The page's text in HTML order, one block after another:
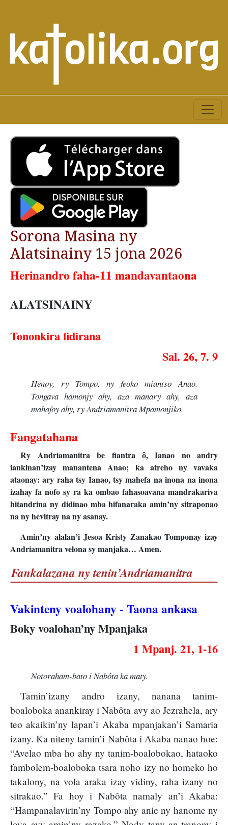
Sorona Masina ny
Alatsinainy 15 jona 2026
Herinandro faha-11 mandavantaona
ALATSINAINY
Tononkira fidirana
Sal. 26, 7. 9
Henoy, ry Tompo, ny feoko miantso Anao.
Tongava hamonjy ahy, aza manary ahy, aza
mahafoy ahy, ry Andriamanitra Mpamonjiko.
Fangatahana
Ry Andriamanitra be fiantra ô, Ianao no andry
iankinan’izay manantena Anao; ka atreho ny vavaka
ataonay: ary raha tsy Ianao, tsy mahefa na inona na inona
izahay fa nofo sy ra ka ombao fahasoavana mandrakariva
hitandrina ny didinao mba hifanaraka amin’ny sitraponao
na ny hevitray na ny asanay.
Amin’ny alalan’i Jesoa Kristy Zanakao Tomponay izay
Andriamanitra velona sy manjaka… Amen.
Fankalazana ny tenin’Andriamanitra
Vakinteny voalohany - Taona ankasa
Boky voalohan’ny Mpanjaka
1 Mpanj. 21, 1-16
Notoraham-bato i Nabôta ka maty.
Tamin’izany andro izany, nanana tanim-
boaloboka anankiray i Nabôta avy ao Jezrahela, ary
teo akaikin’ny lapan’i Akaba mpanjakan’i Samaria
izany. Ka niteny tamin’i Nabôta i Akaba nanao hoe:
“Avelao mba ho ahy ny tanim-boalobokao, hataoko
fambolem-boaloboka tsara noho izy no homeko ho
takalony, na vola araka izay vidiny, raha izany no
sitrakao.” Fa hoy i Nabôta namaly an’i Akaba:
“Hampanalavirin’ny Tompo ahy anie ny hanome ny